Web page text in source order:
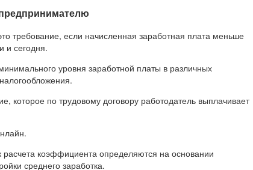
требование, если начисленная заработная плата меньше
и сегодня.
уровня заработной платы в различных
которое по трудовому договору работодатель выплачивает
коэффициента определяются на основании
среднего заработка.